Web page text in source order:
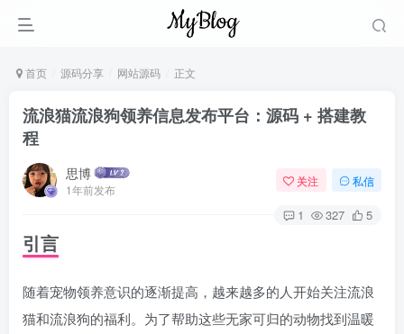
首页 源码分享 网站源码 正文
流浪猫流浪狗领养信息发布平台：源码 + 搭建教
程
思博
1年前发布
关注 私信
1 327 5
引言
随着宠物领养意识的逐渐提高，越来越多的人开始关注流浪
猫和流浪狗的福利。为了帮助这些无家可归的动物找到温暖